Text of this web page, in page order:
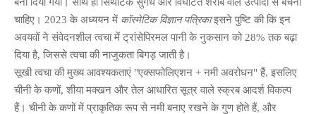
चाहिए। 2023 के अध्ययन में कॉस्मेटिक विज्ञान पत्रिकाइसने पुष्टि की कि इन
अवयवों ने संवेदनशील त्वचा में ट्रांसेपिरमल पानी के नुकसान को 28% तक बढ़ा
दिया है, जिससे त्वचा की नाजुकता बिगड़ जाती है।
सूखी त्वचा की मुख्य आवश्यकताएं "एक्सफोलिएशन + नमी अवरोधन" हैं, इसलिए
चीनी के कणों, शीया मक्खन और तेल आधारित सूत्र वाले स्क्रब आदर्श विकल्प
हैं। चीनी के कणों में प्राकृतिक रूप से नमी बनाए रखने के गुण होते हैं, और